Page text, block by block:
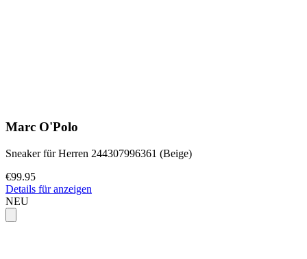
Marc O'Polo
Sneaker für Herren 244307996361 (Beige)
€99.95
Details für anzeigen
NEU